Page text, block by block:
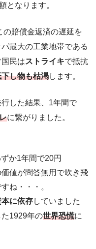
となります。
の賠償金返済の遅延を
最大の工業地帯である
民はストライキで抵抗
し物も枯渇します。
した結果、1年間で
に繋がりました。
か1年間で20円
値が問答無用で吹き飛
ね・・・。
に依存していました
1929年の世界恐慌に